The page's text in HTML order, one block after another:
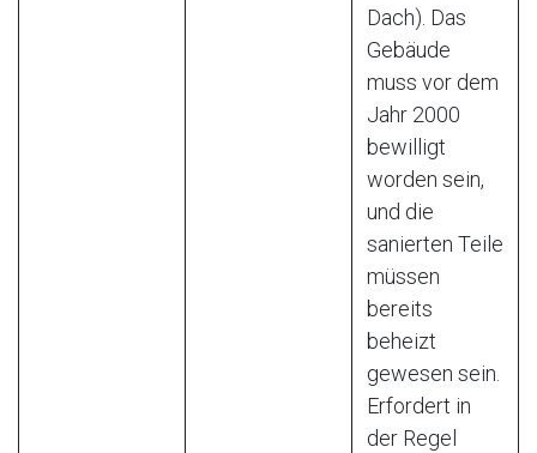
Dach). Das
Gebäude
muss vor dem
Jahr 2000
bewilligt
worden sein,
und die
sanierten Teile
müssen
bereits
beheizt
gewesen sein.
Erfordert in
der Regel